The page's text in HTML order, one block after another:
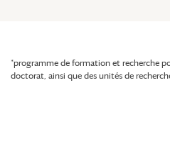
*programme de formation et recherche
doctorat, ainsi que des unités de